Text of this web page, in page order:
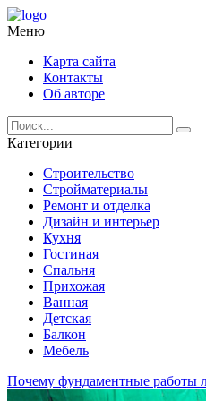
Меню
Карта сайта
Контакты
Об авторе
Категории
Строительство
Стройматериалы
Ремонт и отделка
Дизайн и интерьер
Кухня
Гостиная
Спальня
Прихожая
Ванная
Детская
Балкон
Мебель
Почему фундаментные работы